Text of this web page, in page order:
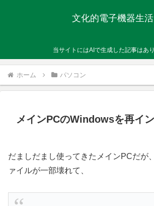
文化的電子機器生活
当サイトにはAIで生成した記事はあ
ホーム パソコン
メインPCのWindowsを再イ
だましだまし使ってきたメインPCだが
ァイルが一部壊れて、